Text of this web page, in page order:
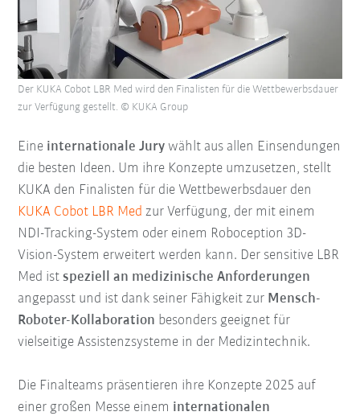
Eine internationale Jury wählt aus allen Einsendungen
die besten Ideen. Um ihre Konzepte umzusetzen, stellt
KUKA den Finalisten für die Wettbewerbsdauer den
KUKA Cobot LBR Med zur Verfügung, der mit einem
NDI-Tracking-System oder einem Roboception 3D-
Vision-System erweitert werden kann. Der sensitive LBR
Med istspeziell an medizinische Anforderungen
angepasst und ist dank seiner Fähigkeit zur Mensch-
Roboter-Kollaboration besonders geeignet für
vielseitige Assistenzsysteme in der Medizintechnik.
Die Finalteams präsentieren ihre Konzepte 2025 auf
einer großen Messe einem internationalen
Der KUKA Cobot LBR Med wird den Finalisten für die Wettbewerbsdauer
zur Verfügung gestellt. © KUKA Group